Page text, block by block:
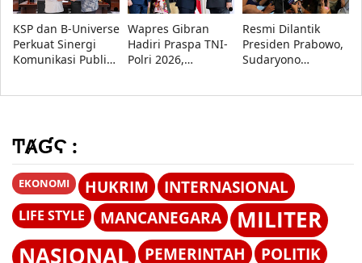
KSP dan B-Universe
Perkuat Sinergi
Komunikasi Publik,
Pemerintah
Wapres Gibran
Hadiri Praspa TNI-
Polri 2026,
Resmi Dilantik
Presiden Prabowo,
Sudaryono
ͲȺƓϚ :
EKONOMI HUKRIM INTERNASIONAL
LIFE STYLE MANCANEGARA
MILITER
NASIONAL
PEMERINTAH POLITIK